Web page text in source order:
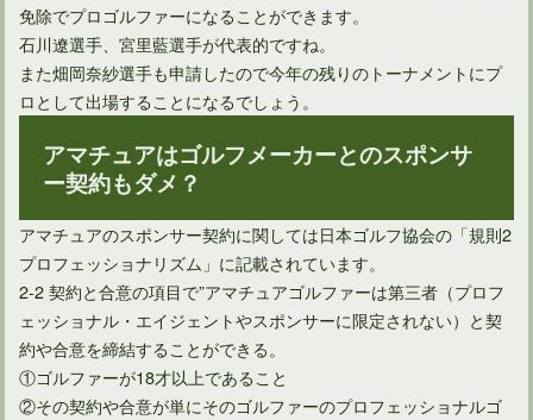
ゴルフ場が定める服装の決まりに正しい根拠ってあるの？
免除でプロゴルファーになることができます。
石川遼選手、宮里藍選手が代表的ですね。
また畑岡奈紗選手も申請したので今年の残りのトーナメントにプ
ロとして出場することになるでしょう。
アマチュアはゴルフメーカーとのスポンサ
ー契約もダメ？
アマチュアのスポンサー契約に関しては日本ゴルフ協会の「規則2
プロフェッショナリズム」に記載されています。
2-2 契約と合意の項目で”アマチュアゴルファーは第三者（プロフ
ェッショナル・エイジェントやスポンサーに限定されない）と契
約や合意を締結することができる。
①ゴルファーが18才以上であること
②その契約や合意が単にそのゴルファーのプロフェッショナルゴ